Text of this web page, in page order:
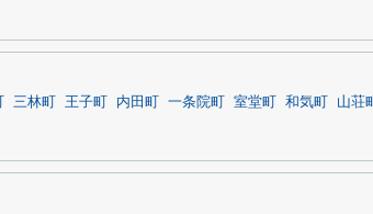
三林町 王子町 内田町 一条院町 室堂町 和気町
山荘町